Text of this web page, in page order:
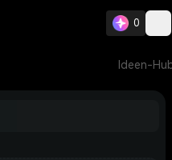
0
Ideen-